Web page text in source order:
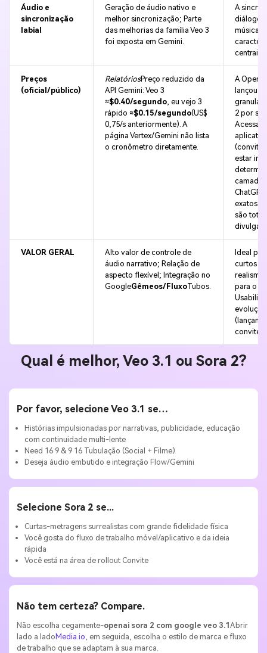
Áudio e
sincronização
labial
Geração de áudio nativo e
melhor sincronização; Parte
das melhorias da família Veo 3
foi exposta em Gemini.
A
música
centrais
Preços
(oficial/público)
RelatóriosPreço reduzido da
API Gemini: Veo 3
≈$0.40/segundo , eu vejo 3
rápido ≈$0.15/segundo(US$
0,75/s anteriormente). A
página Vertex/Gemini não lista
o cronômetro diretamente.
A
lançou
granular
2 por
estar
exatos
são
VALOR GERAL
Alto valor de controle de
áudio narrativo; Relação de
aspecto flexível; Integração no
GoogleGêmeos/FluxoTubos.
Ideal
curtos e
para o
evolução
convite).
Qual é melhor, Veo 3.1 ou Sora 2?
Por favor, selecione Veo 3.1 se…
Histórias impulsionadas por narrativas, publicidade, educação
com continuidade multi-lente
Need 16:9 & 9:16 Tubulação (Social + Filme)
Deseja áudio embutido e integração Flow/Gemini
Selecione Sora 2 se...
Curtas-metragens surrealistas com grande fidelidade física
Você gosta do fluxo de trabalho móvel/aplicativo e da ideia
rápida
Você está na área de rollout Convite
Não tem certeza? Compare.
Não escolha cegamente-openai sora 2 com google veo 3.1Abrir
lado a ladoMedia.io , em seguida, escolha o estilo de marca e fluxo
de trabalho que se adaptam à sua marca.
IA sem limites.
100% grátis!
Comece Grátis →